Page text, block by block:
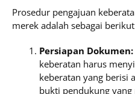
Prosedur pengajuan
merek adalah sebagai
Persiapan Dokumen:
keberatan harus
keberatan yang berisi
bukti pendukung yang